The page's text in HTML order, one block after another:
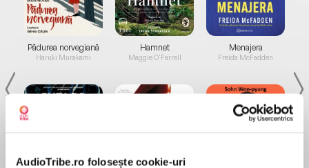
AudioTribe.ro folosește cookie-uri
Pădurea norvegiană
Haruki Murakami
Hamnet
Maggie O'Farrell
Menajera
Freida McFadden